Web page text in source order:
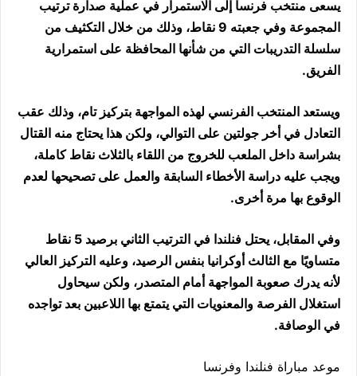
يسعى منتخب فرنسا إلى الاستمرار في عملية صدارة ترتيب
المجموعة وفي جعبته 9 نقاط، وذلك من خلال التكثيف من
سلسلة التدريبات التي من شأنها المحافظة على استمرارية
الفريق.
ويستعد المنتخب الفرنسي لهذه المواجهة بتركيز تام، وذلك عقب
التعادل في أخر جولتين على التوالي، ولكن هذا يحتاج منه القتال
بشراسة داخل الملعب للخروج من اللقاء بالثلاث نقاط كاملة،
ويجب عليه دراسة الأخطاء السابقة والعمل على تصحيحها لعدم
الوقوع بها مرة أخرى.
وفي المقابل، يحتل فنلندا في الترتيب الثاني برصيد 5 نقاط
متساويًا مع الثالث أوكرانيا بنفس الرصيد، وعليه التركيز العالي
لأنه يدرك صعوبة المواجهة أمام المتصدر، ولكن سيحاول
استغلال الفرصة والمعنويات التي يتمتع بها اللاعبين بعد تواجده
في الوصافة.
موعد مباراة فنلندا وفرنسا